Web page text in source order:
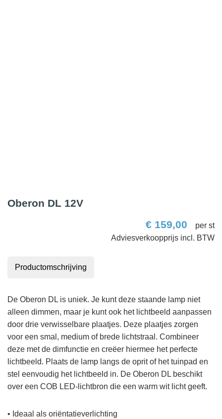
Oberon DL 12V
€ 159,00 per st
Productomschrijving
De Oberon DL is uniek. Je kunt deze staande lamp niet
alleen dimmen, maar je kunt ook het lichtbeeld aanpassen
door drie verwisselbare plaatjes. Deze plaatjes zorgen
voor een smal, medium of brede lichtstraal. Combineer
deze met de dimfunctie en creëer hiermee het perfecte
lichtbeeld. Plaats de lamp langs de oprit of het tuinpad en
stel eenvoudig het lichtbeeld in. De Oberon DL beschikt
over een COB LED-lichtbron die een warm wit licht geeft.
• Ideaal als oriëntatieverlichting